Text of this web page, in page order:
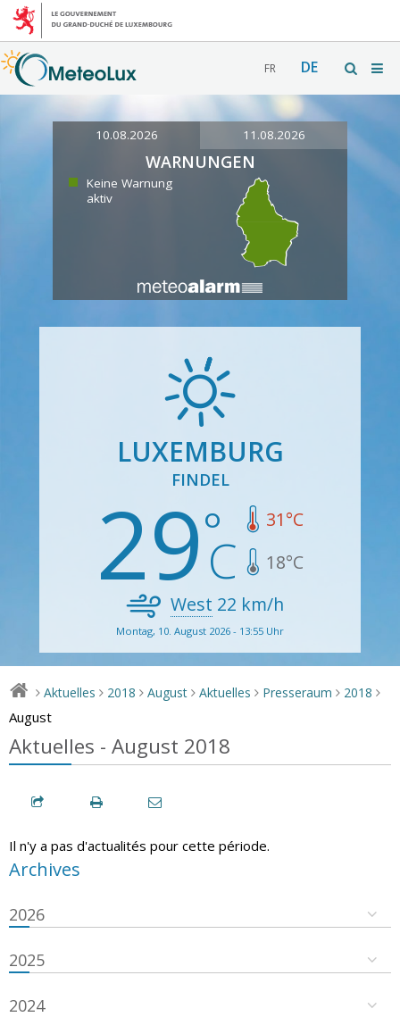
FR DE
10.08.2026 11.08.2026
WARNUNGEN
Keine Warnung
aktiv
LUXEMBURG
FINDEL
29 31°C
18°C
West 22 km/h
Montag, 10. August 2026 - 13:55 Uhr
> Aktuelles > 2018 > August > Aktuelles > Presseraum > 2018 >
August
Aktuelles - August 2018
Il n'y a pas d'actualités pour cette période.
Archives
2026
2025
2024